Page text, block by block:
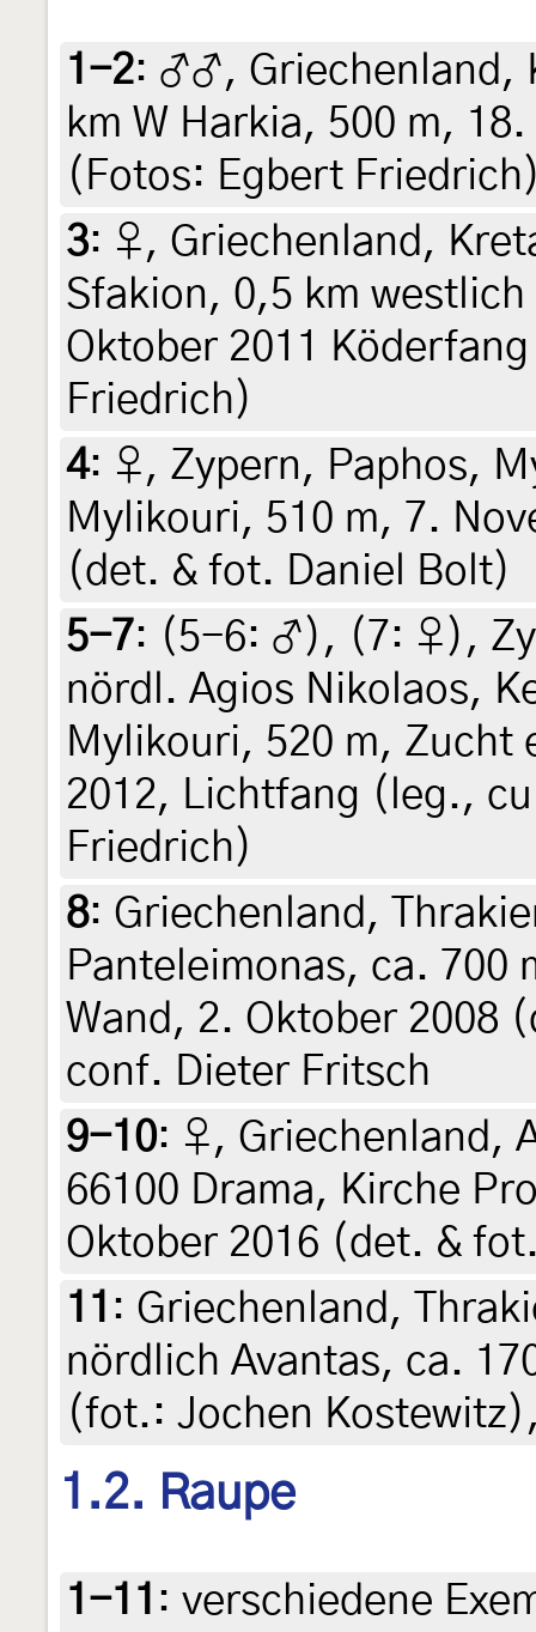
1-2: ♂♂, Griechenland,
km W Harkia, 500 m,
(Fotos: Egbert
3: ♀, Griechenland,
Sfakion, 0,5 km
Oktober 2011
Friedrich)
4: ♀, Zypern, Paphos,
Mylikouri, 510 m, 7.
(det. & fot. Daniel Bolt)
5-7: (5-6: ♂ ), (7: ♀ ),
nördl. Agios Nikolaos,
Mylikouri, 520 m, Zucht
2012, Lichtfang (leg.,
Friedrich)
8: Griechenland,
Panteleimonas, ca. 700
Wand, 2. Oktober 2008
conf. Dieter Fritsch
9-10: ♀, Griechenland,
66100 Drama, Kirche
Oktober 2016 (det. &
11 : Griechenland,
nördlich Avantas, ca.
(fot.: Jochen
1.2. Raupe
1-11 : verschiedene